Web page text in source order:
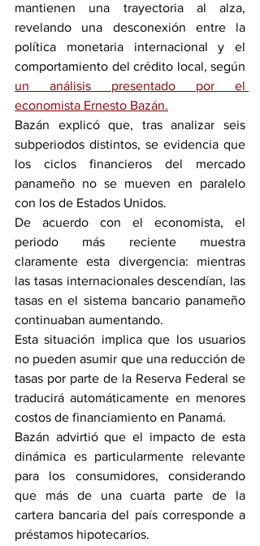
mantienen una trayectoria al alza,
revelando una desconexión entre la
política monetaria internacional y el
un análisis presentado por el
economista Ernesto Bazán.
Bazán explicó que, tras analizar seis
subperiodos distintos, se evidencia que
los ciclos financieros del mercado
panameño no se mueven en paralelo
con los de Estados Unidos.
De acuerdo con el economista, el
periodo más reciente muestra
claramente esta divergencia: mientras
las tasas internacionales descendían, las
tasas en el sistema bancario panameño
continuaban aumentando.
Esta situación implica que los usuarios
no pueden asumir que una reducción de
tasas por parte de la Reserva Federal se
traducirá automáticamente en menores
costos de financiamiento en Panamá.
Bazán advirtió que el impacto de esta
dinámica es particularmente relevante
para los consumidores, considerando
que más de una cuarta parte de la
cartera bancaria del país corresponde a
préstamos hipotecarios.